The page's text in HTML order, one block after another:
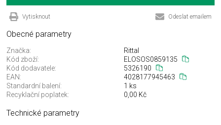
Vytisknout Odeslat emailem
Obecné parametry
Značka:
Rittal
Kód zboží:
ELOSOS0859135
Kód dodavatele:
5326190
EAN:
4028177945463
Standardní balení:
1 ks
Recyklační poplatek:
0,00 Kč
Technické parametry